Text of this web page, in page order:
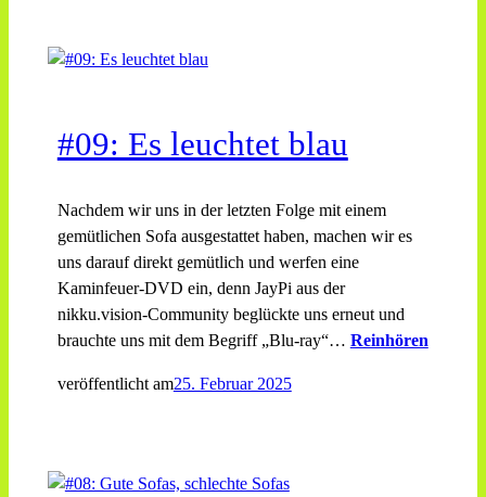
#09: Es leuchtet blau
Nachdem wir uns in der letzten Folge mit einem
gemütlichen Sofa ausgestattet haben, machen wir es
uns darauf direkt gemütlich und werfen eine
Kaminfeuer-DVD ein, denn JayPi aus der
nikku.vision-Community beglückte uns erneut und
brauchte uns mit dem Begriff „Blu-ray“… Reinhören
veröffentlicht am25. Februar 2025